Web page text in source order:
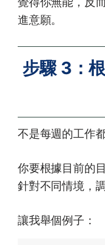
進意願。
步驟 3：
不是每週的工作
你要根據目前的
針對不同情境，
讓我舉個例子：